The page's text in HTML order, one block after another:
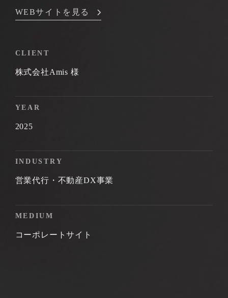
WEBサイトを見る
CLIENT
株式会社Amis 様
YEAR
2025
INDUSTRY
営業代行・不動産DX事業
MEDIUM
コーポレートサイト